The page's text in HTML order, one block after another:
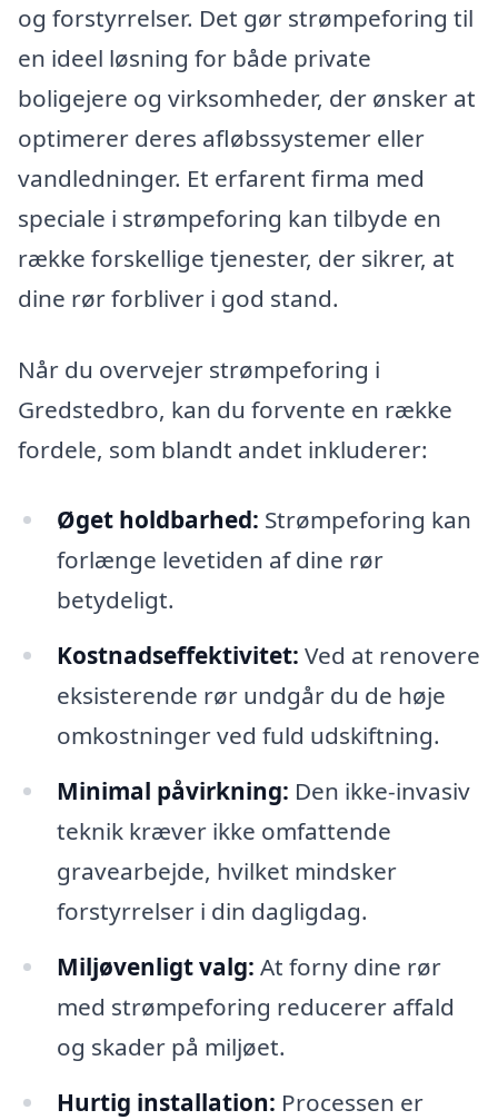
og forstyrrelser. Det gør strømpeforing til
en ideel løsning for både private
boligejere og virksomheder, der ønsker at
optimerer deres afløbssystemer eller
vandledninger. Et erfarent firma med
speciale i strømpeforing kan tilbyde en
række forskellige tjenester, der sikrer, at
dine rør forbliver i god stand.
Når du overvejer strømpeforing i
Gredstedbro, kan du forvente en række
fordele, som blandt andet inkluderer:
Øget holdbarhed: Strømpeforing kan
forlænge levetiden af dine rør
betydeligt.
Kostnadseffektivitet: Ved at renovere
eksisterende rør undgår du de høje
omkostninger ved fuld udskiftning.
Minimal påvirkning: Den ikke-invasiv
teknik kræver ikke omfattende
gravearbejde, hvilket mindsker
forstyrrelser i din dagligdag.
Miljøvenligt valg: At forny dine rør
med strømpeforing reducerer affald
og skader på miljøet.
Hurtig installation: Processen er